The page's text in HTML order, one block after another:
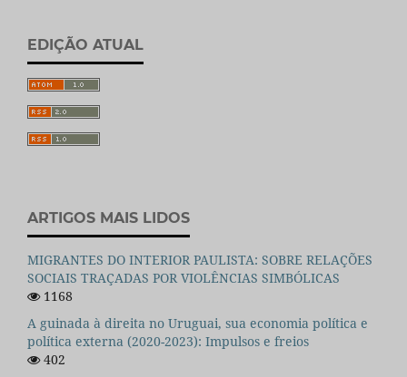
EDIÇÃO ATUAL
ARTIGOS MAIS LIDOS
MIGRANTES DO INTERIOR PAULISTA: SOBRE RELAÇÕES
SOCIAIS TRAÇADAS POR VIOLÊNCIAS SIMBÓLICAS
1168
A guinada à direita no Uruguai, sua economia política e
política externa (2020-2023): Impulsos e freios
402